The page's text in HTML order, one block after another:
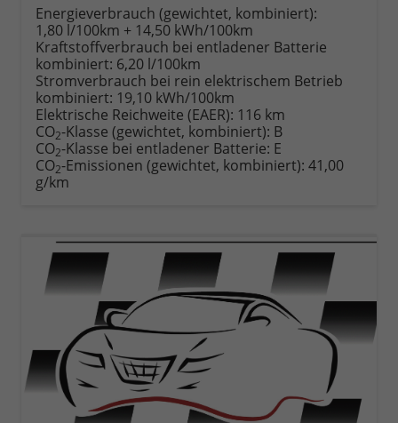
anfordernDatei,
Fahrzeugexposé
drucken
drucken,
parken
oder
vergleichen
Energieverbrauch (gewichtet, kombiniert):
1,80 l/100km + 14,50 kWh/100km
Kraftstoffverbrauch bei entladener Batterie
kombiniert: 6,20 l/100km
Stromverbrauch bei rein elektrischem Betrieb
kombiniert: 19,10 kWh/100km
Elektrische Reichweite (EAER): 116 km
CO2-Klasse (gewichtet, kombiniert): B
CO2-Klasse bei entladener Batterie: E
CO2-Emissionen (gewichtet, kombiniert): 41,00
g/km